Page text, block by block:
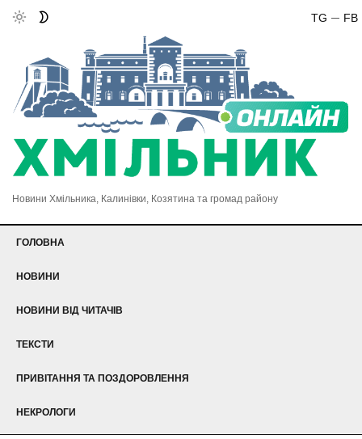
FB
TG
Новини Хмільника, Калинівки, Козятина та громад району
ГОЛОВНА
НОВИНИ
НОВИНИ ВІД ЧИТАЧІВ
ТЕКСТИ
ПРИВІТАННЯ ТА ПОЗДОРОВЛЕННЯ
НЕКРОЛОГИ